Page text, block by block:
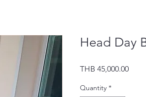
Head Day
THB 45,000.00Price
Quantity *